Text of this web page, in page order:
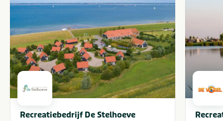
Recreatiebedrijf De Stelhoeve